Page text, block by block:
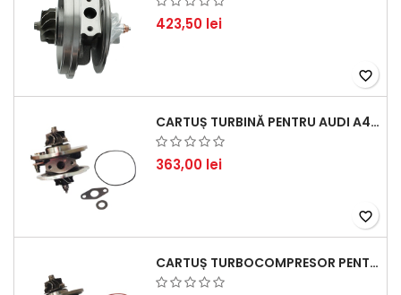
423,50 lei
favorite_border
CARTUȘ TURBINĂ PENTRU AUDI A4, A6, SKODA SUPERB ȘI VW PASSAT, MOTOR DIESEL 1.9 TDI
363,00 lei
favorite_border
CARTUȘ TURBOCOMPRESOR PENTRU VW, AUDI, SEAT, SKODA - MOTOR DIESEL 2.0 TDI